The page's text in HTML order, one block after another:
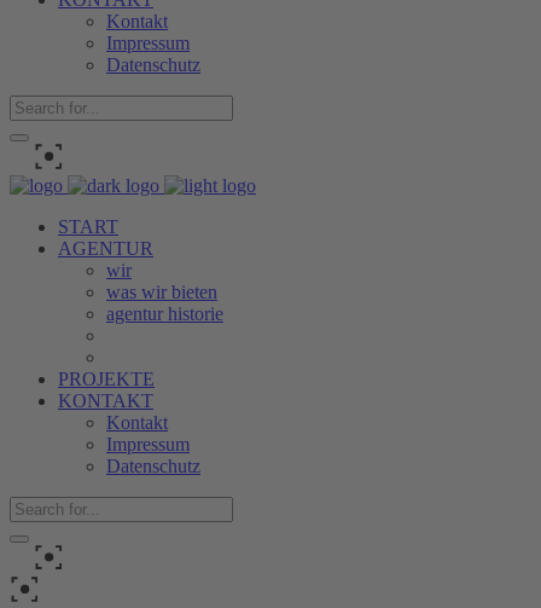
Kontakt
Impressum
Datenschutz
START
AGENTUR
wir
was wir bieten
agentur historie
PROJEKTE
KONTAKT
Kontakt
Impressum
Datenschutz